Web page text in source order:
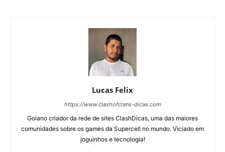
Lucas Felix
https://www.clashofclans-dicas.com
Goiano criador da rede de sites ClashDicas, uma das maiores
comunidades sobre os games da Supercell no mundo. Viciado em
joguinhos e tecnologia!